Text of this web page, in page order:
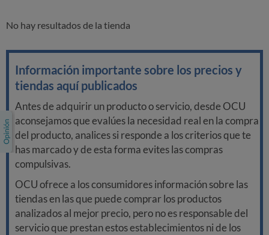
No hay resultados de la tienda
Información importante sobre los precios y
tiendas aquí publicados
Antes de adquirir un producto o servicio, desde OCU
aconsejamos que evalúes la necesidad real en la compra
del producto, analices si responde a los criterios que te
has marcado y de esta forma evites las compras
compulsivas.
OCU ofrece a los consumidores información sobre las
tiendas en las que puede comprar los productos
analizados al mejor precio, pero no es responsable del
servicio que prestan estos establecimientos ni de los